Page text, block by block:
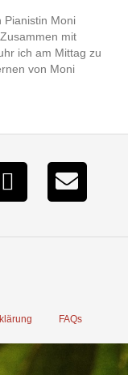
Pianistin Moni
mit
ich am Mittag zu
von Moni
FAQs